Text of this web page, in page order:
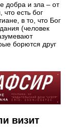
добра и зла – от
есть бог
в то, что Бог
(человек
борются друг
визит